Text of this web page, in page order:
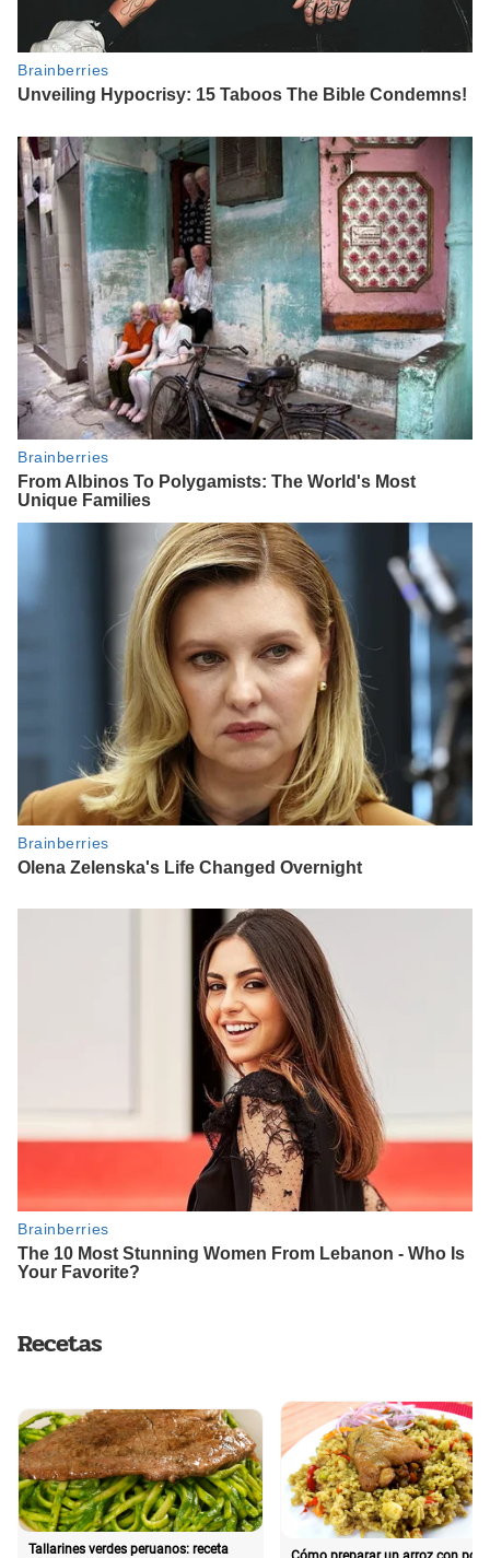
Recetas
Tallarines verdes peruanos: receta